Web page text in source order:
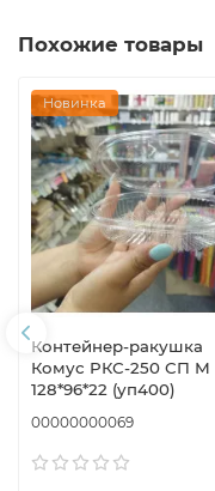
Похожие товары
Новинка
Контейнер-ракушка
Комус РКС-250 СП М
128*96*22 (уп400)
00000000069